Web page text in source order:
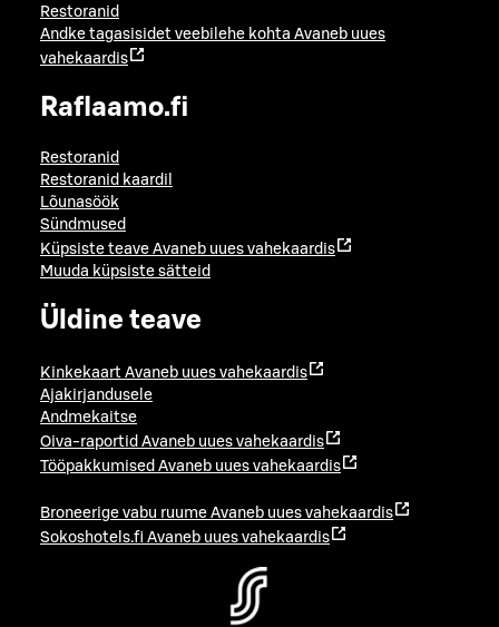
Restoranid
Andke tagasisidet veebilehe kohta Avaneb uues
vahekaardis
Raflaamo.fi
Restoranid
Restoranid kaardil
Lõunasöök
Sündmused
Küpsiste teave Avaneb uues vahekaardis
Muuda küpsiste sätteid
Üldine teave
Kinkekaart Avaneb uues vahekaardis
Ajakirjandusele
Andmekaitse
Oiva-raportid Avaneb uues vahekaardis
Tööpakkumised Avaneb uues vahekaardis
Broneerige vabu ruume Avaneb uues vahekaardis
Sokoshotels.fi Avaneb uues vahekaardis